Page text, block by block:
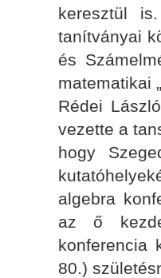
keresztül
tanítványai
és
matematikai
Rédei
vezette a
hogy
algebra
az ő
konferencia
80.)